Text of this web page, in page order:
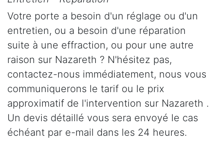
Votre porte a besoin d'un réglage ou d'un
entretien, ou a besoin d'une réparation
suite à une effraction, ou pour une autre
raison sur Nazareth ? N'hésitez pas,
contactez-nous immédiatement, nous vous
communiquerons le tarif ou le prix
approximatif de l'intervention sur Nazareth .
Un devis détaillé vous sera envoyé le cas
échéant par e-mail dans les 24 heures.